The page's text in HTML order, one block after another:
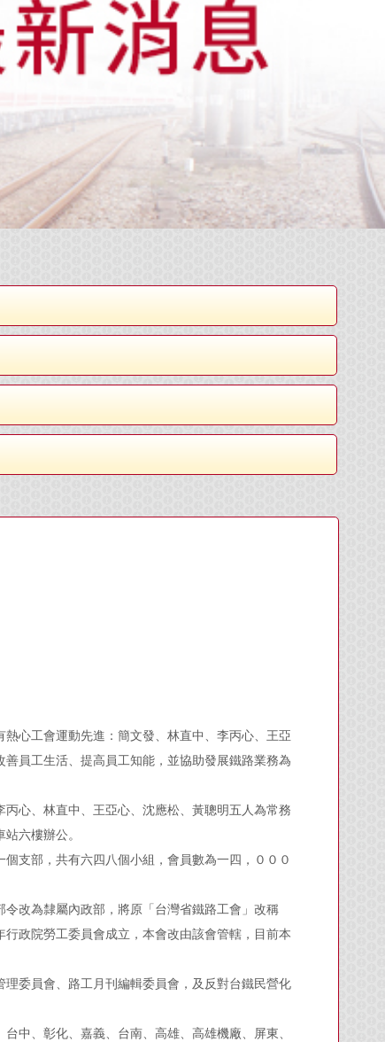
心工會運動先進：簡文發、林直中、李丙心、王亞
員工生活、提高員工知能，並協助發展鐵路業務為
心、林直中、王亞心、沈應松、黃聰明五人為常務
六樓辦公。
支部，共有六四八個小組，會員數為一四，０００
改為隸屬內政部，將原「台灣省鐵路工會」改稱
政院勞工委員會成立，本會改由該會管轄，目前本
委員會、路工月刊編輯委員會，及反對台鐵民營化
中、彰化、嘉義、台南、高雄、高雄機廠、屏東、